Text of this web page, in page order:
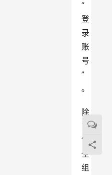
“
登
录
账
号
”
。
除
了
“
全
组